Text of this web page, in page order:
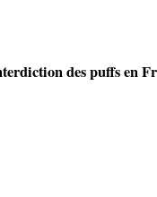
des puffs en